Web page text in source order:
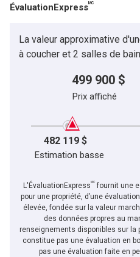
ÉvaluationExpressMC
La valeur approximative
à coucher et 2 salles de
499 900 $
Prix affiché
482 119 $
Estimation basse
L'ÉvaluationExpressMCfournit une
pour une propriété, d’une
élevée, fondée sur la valeur
des données propres au
renseignements disponibles sur la
constitue pas une évaluation en
pas une évaluation faite en